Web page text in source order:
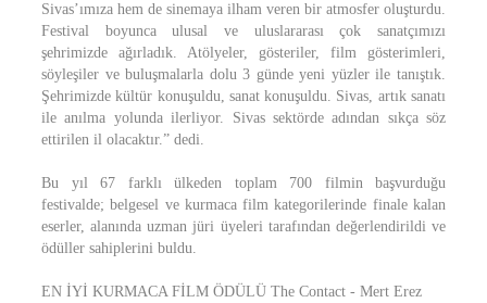
Sivas’ımıza hem de sinemaya ilham veren bir atmosfer oluşturdu.
Festival boyunca ulusal ve uluslararası çok sanatçımızı
şehrimizde ağırladık. Atölyeler, gösteriler, film gösterimleri,
söyleşiler ve buluşmalarla dolu 3 günde yeni yüzler ile tanıştık.
Şehrimizde kültür konuşuldu, sanat konuşuldu. Sivas, artık sanatı
ile anılma yolunda ilerliyor. Sivas sektörde adından sıkça söz
ettirilen il olacaktır.” dedi.
Bu yıl 67 farklı ülkeden toplam 700 filmin başvurduğu
festivalde; belgesel ve kurmaca film kategorilerinde finale kalan
eserler, alanında uzman jüri üyeleri tarafından değerlendirildi ve
ödüller sahiplerini buldu.
EN İYİ KURMACA FİLM ÖDÜLÜ The Contact - Mert Erez